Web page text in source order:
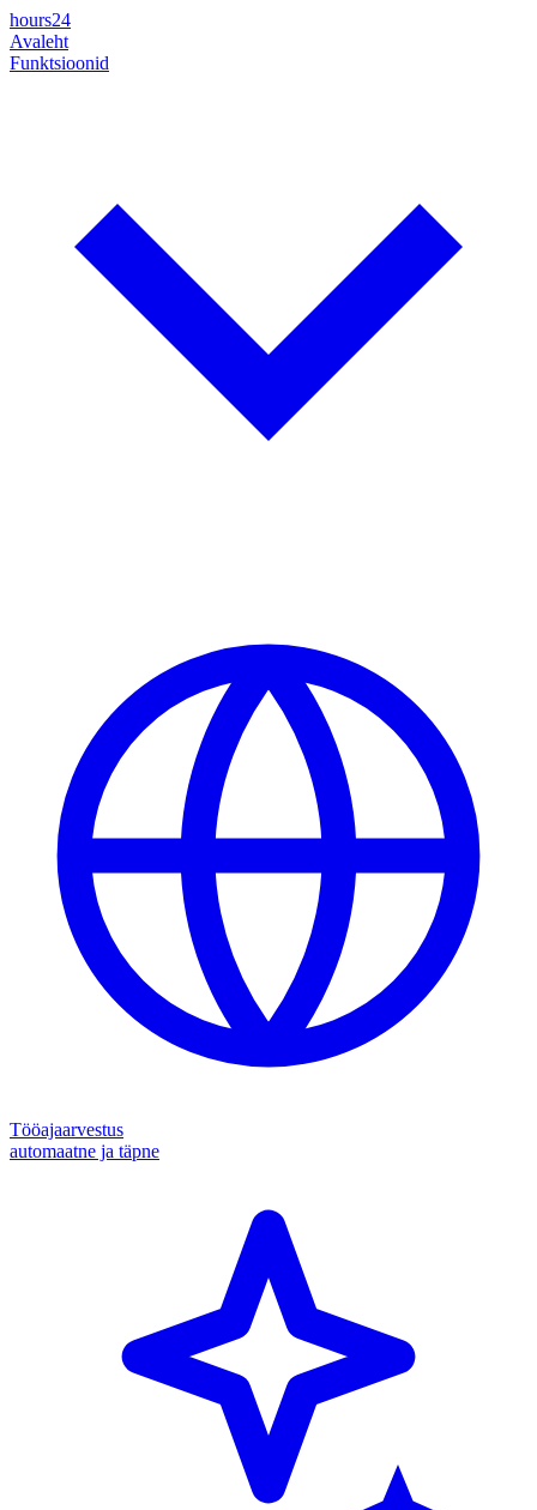
hours24
Avaleht
Funktsioonid
Tööajaarvestus
automaatne ja täpne